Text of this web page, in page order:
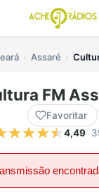
Assaré
FM
Favoritar
4,49